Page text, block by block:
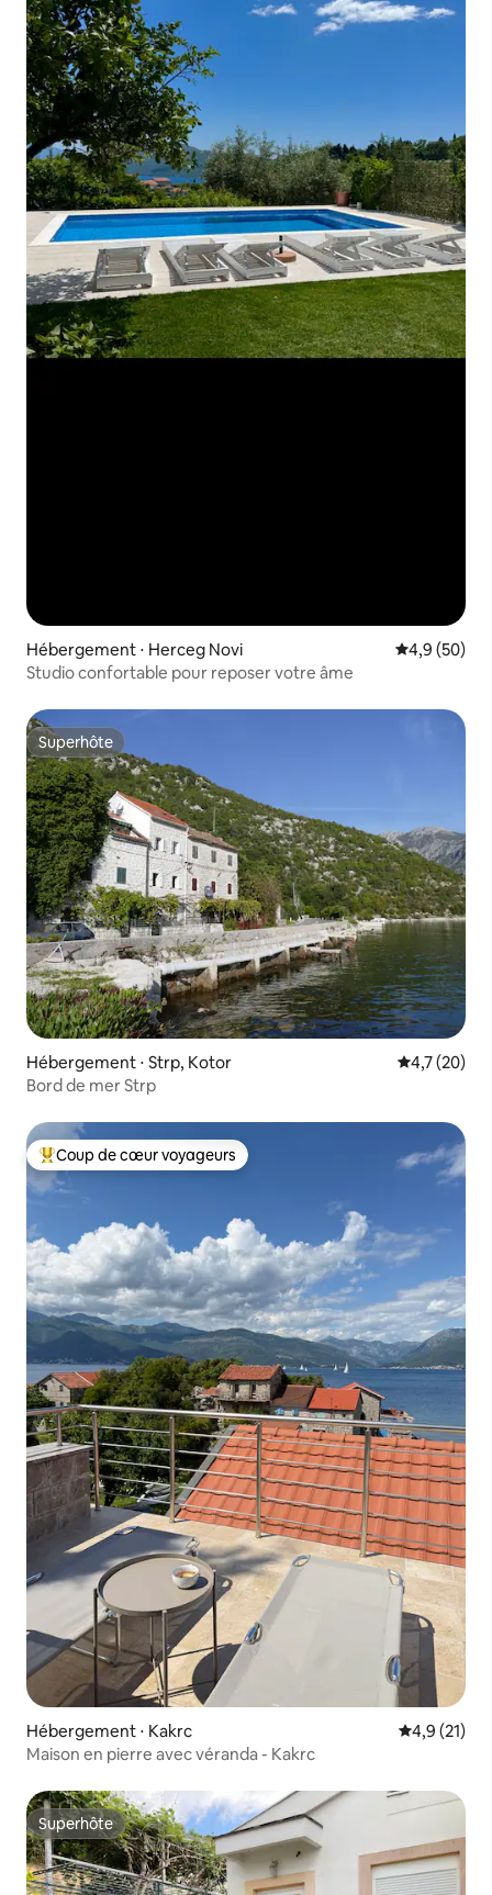
Hébergement ⋅ Herceg Novi Évaluation
4,9 (50)
Studio confortable pour reposer votre âme
Superhôte
Superhôte
Hébergement ⋅ Strp, Kotor Évaluation
4,7 (20)
Bord de mer Strp
Coups de cœur voyageurs les plus appréciés
Coup de cœur voyageurs
Hébergement ⋅ Kakrc Évaluation
4,9 (21)
Maison en pierre avec véranda - Kakrc
Superhôte
Superhôte